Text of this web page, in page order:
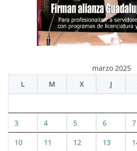
marzo 2025
L
M X J
3 4 5 6 7
10 11 12 13